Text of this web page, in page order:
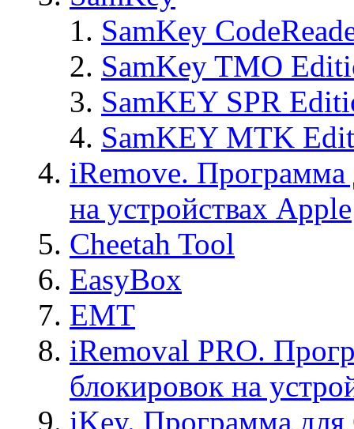
SamKey
SamKey TMO
SamKEY SPR
SamKEY MTK
iRemove. Программа
на устройствах Apple
Cheetah Tool
EasyBox
EMT
iRemoval PRO.
блокировок на
iKey. Программа для